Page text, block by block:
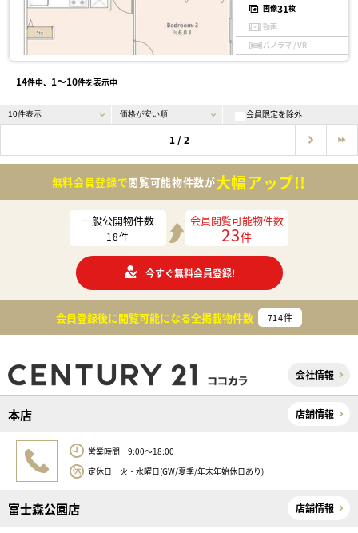
画像31枚
動画
パノラマ / VR
14件中、 1〜10件を表示中
会員限定を除外
1 / 2
無料会員登録で閲覧可能物件数が大幅アップ!!
一般公開物件数
18件
会員閲覧可能物件数
23件
今すぐ無料会員登録!
会員登録後に閲覧可能になる全掲載物件数 714件
会社情報
本店 店舗情報
営業時間 9:00～18:00
定休日 火・水曜日(GW/夏季/年末年始休日あり)
富士森公園店 店舗情報